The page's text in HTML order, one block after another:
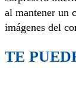
al mantener un
imágenes del
TE